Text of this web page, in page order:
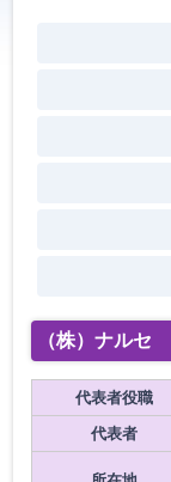
（株）ナルセ
代表者役職
代表者